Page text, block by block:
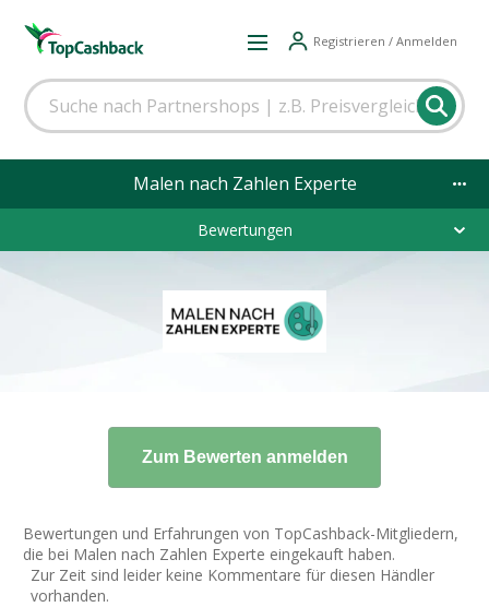
Registrieren / Anmelden
Malen nach Zahlen Experte
Bewertungen
Bewertungen und Erfahrungen von TopCashback-Mitgliedern,
die bei Malen nach Zahlen Experte eingekauft haben.
Zur Zeit sind leider keine Kommentare für diesen Händler
vorhanden.